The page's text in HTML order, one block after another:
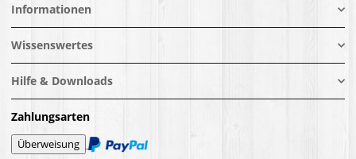
Informationen
Wissenswertes
Hilfe & Downloads
Zahlungsarten